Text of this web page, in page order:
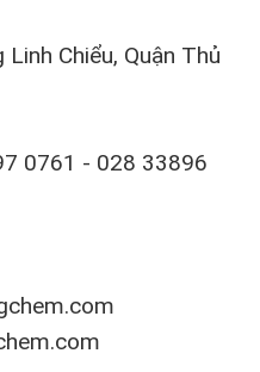
Chiểu, Quận Thủ
0761 - 028 33896